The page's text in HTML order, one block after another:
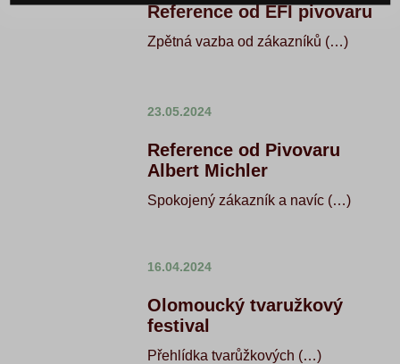
Reference od EFI pivovaru
Zpětná vazba od zákazníků (…)
23.05.2024
Reference od Pivovaru
Albert Michler
Spokojený zákazník a navíc (…)
16.04.2024
Olomoucký tvaružkový
festival
Přehlídka tvarůžkových (…)